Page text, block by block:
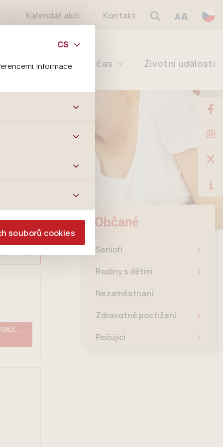
Informace
stránek a všech
a také nastavení
tato data
nelze přiřadit
zájmům, což
což vám
souborů cookies
Kalendář akcí Kontakt AA
Školství Volný čas Životní události
Občané
Senioři
Rodiny s dětmi
Nezaměstnaní
Zdravotně postižení
Pečující